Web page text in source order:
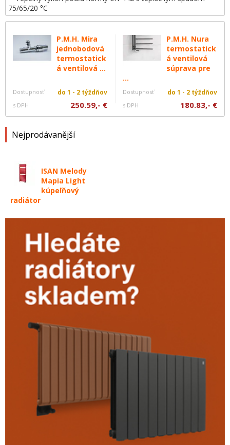
P.M.H. Mira
jednobodová
termostatick
á ventilová ...
Dostupnosť do 1 - 2 týždňov
s DPH 250.59,- €
P.M.H. Nura
termostatick
á ventilová
súprava pre
...
Dostupnosť do 1 - 2 týždňov
s DPH 180.83,- €
Nejprodávanější
ISAN Melody
Mapia Light
kúpeľňový
radiátor
75/65/20 °C